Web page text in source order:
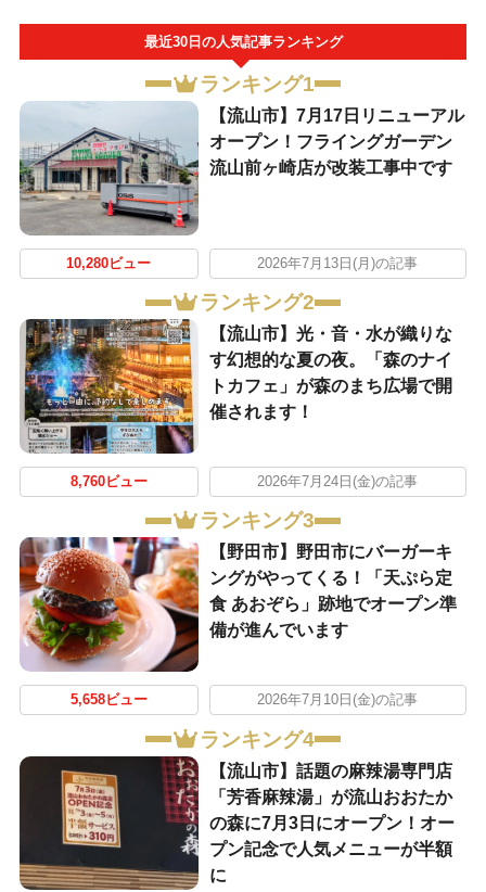
最近30日の人気記事ランキング
ランキング1
【流山市】7月17日リニューアル
オープン！フライングガーデン
流山前ヶ崎店が改装工事中です
10,280ビュー 2026年7月13日(月)の記事
ランキング2
【流山市】光・音・水が織りな
す幻想的な夏の夜。「森のナイ
トカフェ」が森のまち広場で開
催されます！
8,760ビュー 2026年7月24日(金)の記事
ランキング3
【野田市】野田市にバーガーキ
ングがやってくる！「天ぷら定
食 あおぞら」跡地でオープン準
備が進んでいます
5,658ビュー 2026年7月10日(金)の記事
ランキング4
【流山市】話題の麻辣湯専門店
「芳香麻辣湯」が流山おおたか
の森に7月3日にオープン！オー
プン記念で人気メニューが半額
に